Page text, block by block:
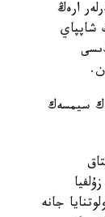
ارەڭ
شاپپاي
سيمسەك
جانە